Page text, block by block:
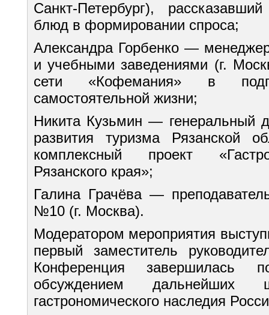
Санкт-Петербург),
блюд в формировании спроса;
Александра Горбенко —
и учебными заведениями (г.
сети «Кофемания» в
самостоятельной жизни;
Никита Кузьмин — генеральный
развития туризма Рязанской
комплексный проект
Рязанского края»;
Галина Грачёва —
№10 (г. Москва).
Модератором мероприятия
первый заместитель
Конференция завершилась
обсуждением
гастрономического наследия